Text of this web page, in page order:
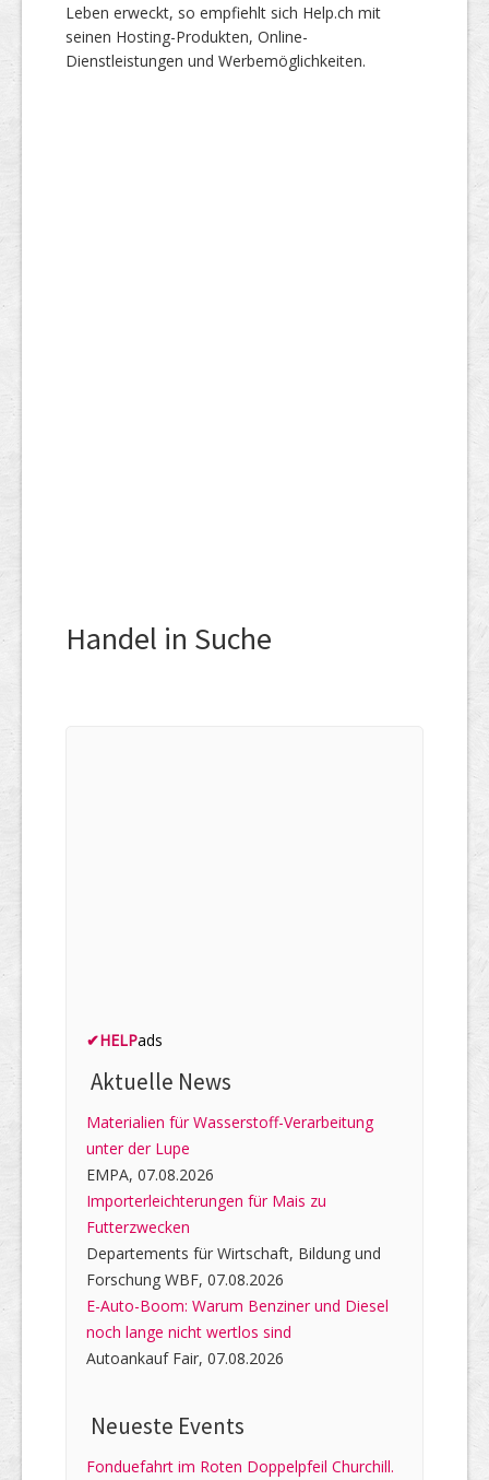
Leben erweckt, so empfiehlt sich Help.ch mit
seinen Hosting-Produkten, Online-
Dienstleistungen und Werbemöglichkeiten.
Handel in Suche
✔HELPads
Aktuelle News
Materialien für Wasserstoff-Verarbeitung
unter der Lupe
EMPA, 07.08.2026
Importerleichterungen für Mais zu
Futterzwecken
Departements für Wirtschaft, Bildung und
Forschung WBF, 07.08.2026
E-Auto-Boom: Warum Benziner und Diesel
noch lange nicht wertlos sind
Autoankauf Fair, 07.08.2026
Neueste Events
Fonduefahrt im Roten Doppelpfeil Churchill.